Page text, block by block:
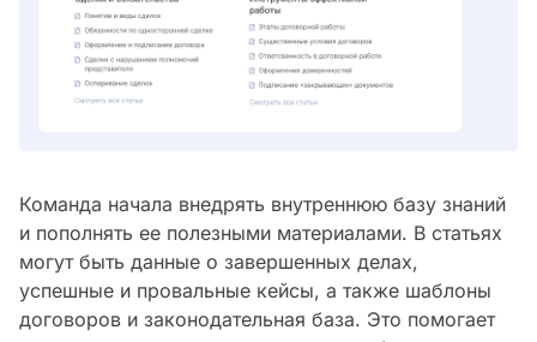
Команда начала внедрять внутреннюю базу знаний
и пополнять ее полезными материалами. В статьях
могут быть данные о завершенных делах,
успешные и провальные кейсы, а также шаблоны
договоров и законодательная база. Это помогает